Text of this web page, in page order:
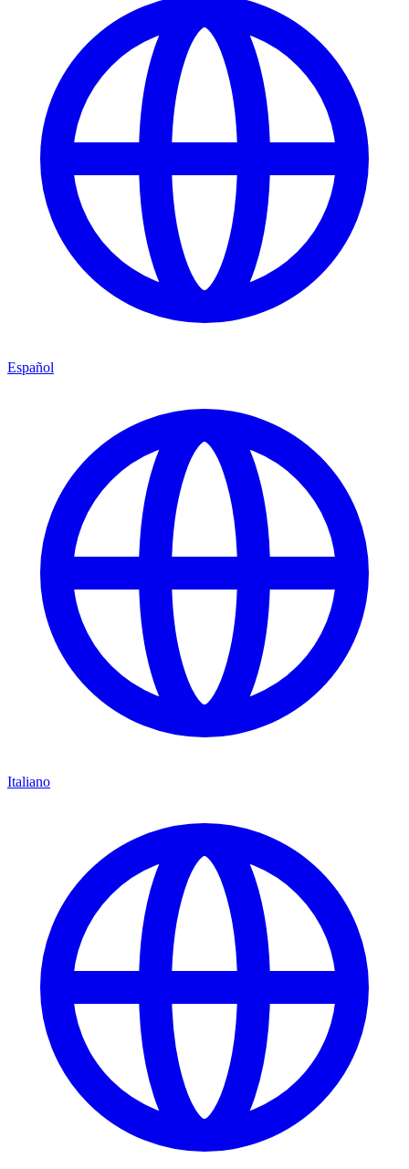
Español
Italiano